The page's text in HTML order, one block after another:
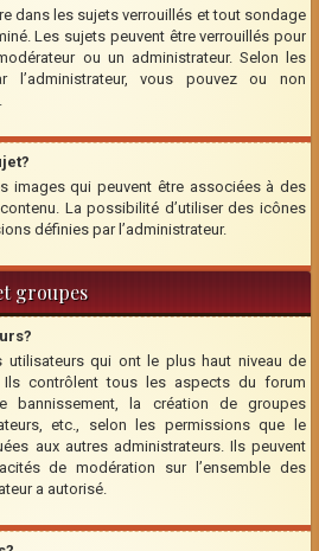
dans les sujets verrouillés et tout sondage
Les sujets peuvent être verrouillés pour
ou un administrateur. Selon les
l’administrateur, vous pouvez ou non
images qui peuvent être associées à des
La possibilité d’utiliser des icônes
définies par l’administrateur.
groupes
utilisateurs qui ont le plus haut niveau de
contrôlent tous les aspects du forum
bannissement, la création de groupes
etc., selon les permissions que le
aux autres administrateurs. Ils peuvent
de modération sur l’ensemble des
a autorisé.